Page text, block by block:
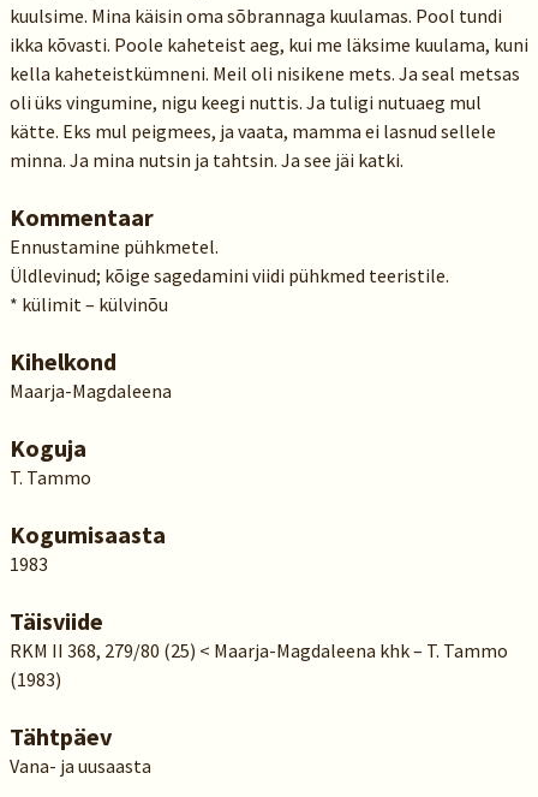
kuulsime. Mina käisin oma sõbrannaga kuulamas. Pool tundi
ikka kõvasti. Poole kaheteist aeg, kui me läksime kuulama, kuni
kella kaheteistkümneni. Meil oli nisikene mets. Ja seal metsas
oli üks vingumine, nigu keegi nuttis. Ja tuligi nutuaeg mul
kätte. Eks mul peigmees, ja vaata, mamma ei lasnud sellele
minna. Ja mina nutsin ja tahtsin. Ja see jäi katki.
Kommentaar
Ennustamine pühkmetel.
Üldlevinud; kõige sagedamini viidi pühkmed teeristile.
* külimit – külvinõu
Kihelkond
Maarja-Magdaleena
Koguja
T. Tammo
Kogumisaasta
1983
Täisviide
RKM II 368, 279/80 (25) < Maarja-Magdaleena khk – T. Tammo
(1983)
Tähtpäev
Vana- ja uusaasta